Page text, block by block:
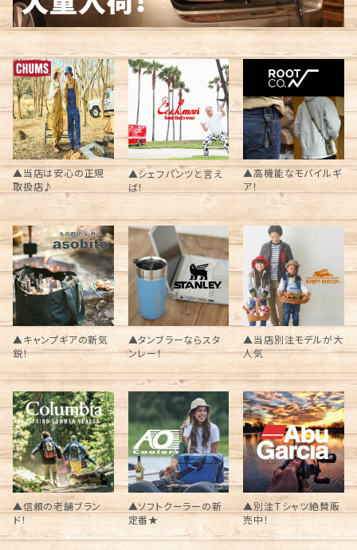
▲当店は安心の正規
取扱店♪
▲シェフパンツと言え
ば！
▲高機能なモバイルギ
ア！
▲キャンプギアの新気
鋭！
▲タンブラーならスタ
ンレー！
▲当店別注モデルが大
人気
▲信頼の老舗ブラン
ド！
▲ソフトクーラーの新
定番★
▲別注Tシャツ絶賛販
売中！